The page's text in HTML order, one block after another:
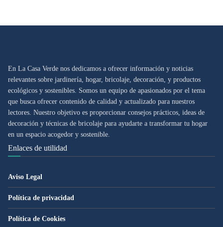
En La Casa Verde nos dedicamos a ofrecer información y noticias
relevantes sobre jardinería, hogar, bricolaje, decoración, y productos
ecológicos y sostenibles. Somos un equipo de apasionados por el tema
que busca ofrecer contenido de calidad y actualizado para nuestros
lectores. Nuestro objetivo es proporcionar consejos prácticos, ideas de
decoración y técnicas de bricolaje para ayudarte a transformar tu hogar
en un espacio acogedor y sostenible.
Enlaces de utilidad
Aviso Legal
Política de privacidad
Política de Cookies